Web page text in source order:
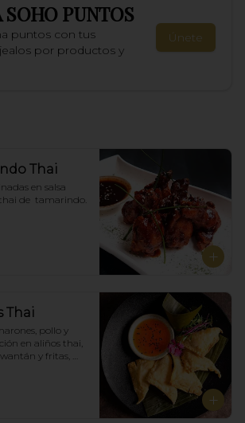
SOHO PUNTOS
puntos con tus
por productos y
Únete
Thai
en salsa
de  tamarindo.
Thai
pollo y
en aliños thai,
y fritas,